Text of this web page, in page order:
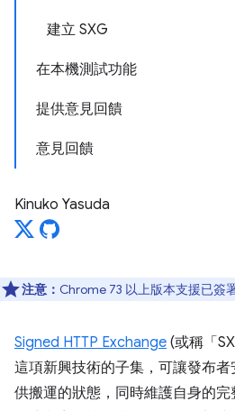
建立 SXG
在本機測試功能
提供意見回饋
意見回饋
Kinuko Yasuda
注意： Chrome 73 以上版本支援已簽
Signed HTTP Exchange (或稱「
這項新興技術的子集，可讓發布
供搬運的狀態，同時維護自身的